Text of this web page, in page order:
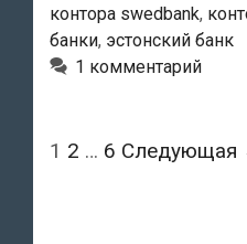
контора swedbank,
банки, эстонский банк
1 комментарий
Навигация
1 2 … 6 Следующая